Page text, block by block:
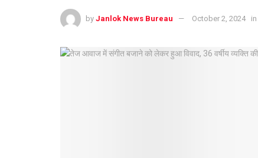
by Janlok News Bureau October 2, 2024 in